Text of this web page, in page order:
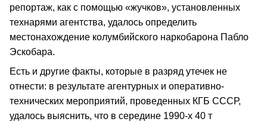
репортаж, как с помощью «жучков», установленных
технарями агентства, удалось определить
местонахождение колумбийского наркобарона Пабло
Эскобара.
Есть и другие факты, которые в разряд утечек не
отнести: в результате агентурных и оперативно-
технических мероприятий, проведенных КГБ СССР,
удалось выяснить, что в середине 1990-х 40 т